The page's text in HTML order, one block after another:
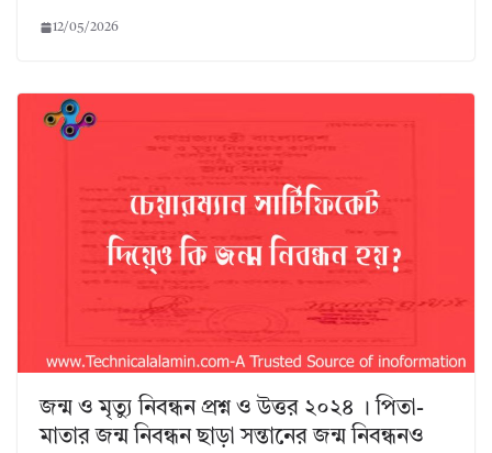
12/05/2026
জন্ম ও মৃত্যু নিবন্ধন প্রশ্ন ও উত্তর ২০২৪ । পিতা-
মাতার জন্ম নিবন্ধন ছাড়া সন্তানের জন্ম নিবন্ধনও